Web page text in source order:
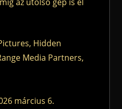
Hidden
Media Partners,
március 6.